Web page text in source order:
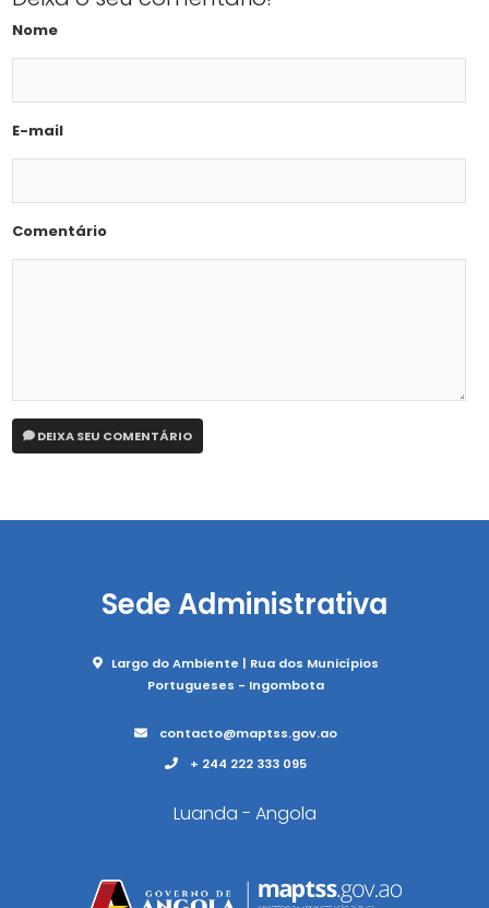
Nome
E-mail
Comentário
DEIXA SEU COMENTÁRIO
Sede Administrativa
Largo do Ambiente | Rua dos Municípios
Portugueses - Ingombota
contacto@maptss.gov.ao
+ 244 222 333 095
Luanda - Angola